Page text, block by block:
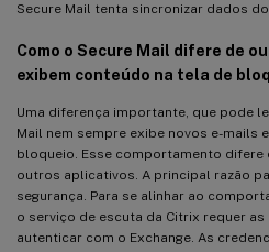
Secure Mail tenta sincronizar dados do
Como o Secure Mail difere de
exibem conteúdo na tela de
Uma diferença importante, que pode
Mail nem sempre exibe novos e-mails
bloqueio. Esse comportamento
outros aplicativos. A principal razão
segurança. Para se alinhar ao
o serviço de escuta da Citrix requer
autenticar com o Exchange. As